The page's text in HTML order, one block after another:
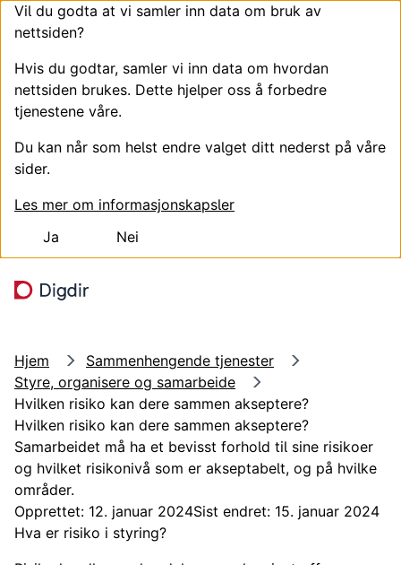
Vil du godta at vi samler inn data om bruk av
nettsiden?
Hvis du godtar, samler vi inn data om hvordan
nettsiden brukes. Dette hjelper oss å forbedre
tjenestene våre.
Du kan når som helst endre valget ditt nederst på våre
sider.
Les mer om informasjonskapsler
Ja
Nei
Hjem
Sammenhengende tjenester
Styre, organisere og samarbeide
Hvilken risiko kan dere sammen akseptere?
Hvilken risiko kan dere sammen akseptere?
Samarbeidet må ha et bevisst forhold til sine risikoer
og hvilket risikonivå som er akseptabelt, og på hvilke
områder.
Opprettet: 12. januar 2024Sist endret: 15. januar 2024
Hva er risiko i styring?